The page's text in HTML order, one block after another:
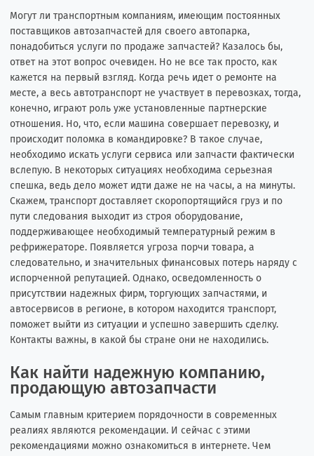
Могут ли транспортным компаниям, имеющим постоянных
поставщиков автозапчастей для своего автопарка,
понадобиться услуги по продаже запчастей? Казалось бы,
ответ на этот вопрос очевиден. Но не все так просто, как
кажется на первый взгляд. Когда речь идет о ремонте на
месте, а весь автотранспорт не участвует в перевозках, тогда,
конечно, играют роль уже установленные партнерские
отношения. Но, что, если машина совершает перевозку, и
происходит поломка в командировке? В такое случае,
необходимо искать услуги сервиса или запчасти фактически
вслепую. В некоторых ситуациях необходима серьезная
спешка, ведь дело может идти даже не на часы, а на минуты.
Скажем, транспорт доставляет скоропортящийся груз и по
пути следования выходит из строя оборудование,
поддерживающее необходимый температурный режим в
рефрижераторе. Появляется угроза порчи товара, а
следовательно, и значительных финансовых потерь наряду с
испорченной репутацией. Однако, осведомленность о
присутствии надежных фирм, торгующих запчастями, и
автосервисов в регионе, в котором находится транспорт,
поможет выйти из ситуации и успешно завершить сделку.
Контакты важны, в какой бы стране они не находились.
Как найти надежную компанию,
продающую автозапчасти
Самым главным критерием порядочности в современных
реалиях являются рекомендации. И сейчас с этими
рекомендациями можно ознакомиться в интернете. Чем